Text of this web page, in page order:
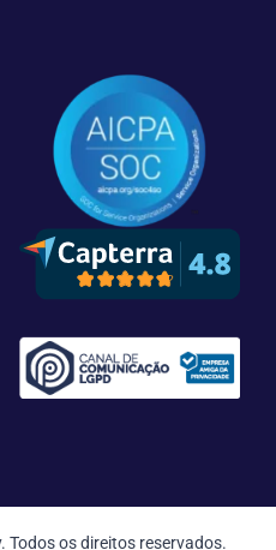
Todos os direitos reservados.